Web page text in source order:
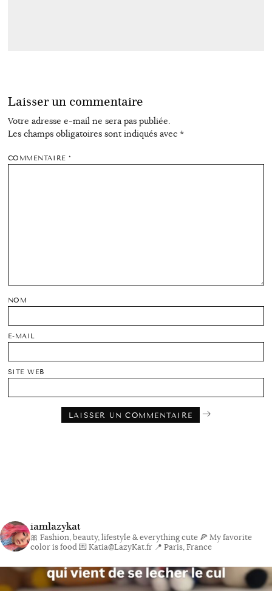
Laisser un commentaire
Votre adresse e-mail ne sera pas publiée.
Les champs obligatoires sont indiqués avec *
COMMENTAIRE*
NOM
E-MAIL
SITE WEB
iamlazykat
🎀 Fashion, beauty, lifestyle & everything cute 🍕 My favorite
color is food💌 Katia@LazyKat.fr 📍 Paris, France